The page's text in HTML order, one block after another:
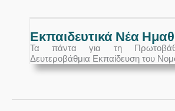
Εκπαιδευτικά Νέα
Τα πάντα για τη
Δευτεροβάθμια Εκπαίδευση του